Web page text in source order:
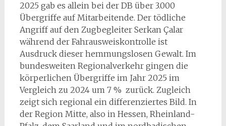
2025 gab es allein bei der DB über 3.000
Übergriffe auf Mitarbeitende. Der tödliche
Angriff auf den Zugbegleiter Serkan Çalar
während der Fahrausweiskontrolle ist
Ausdruck dieser hemmungslosen Gewalt. Im
bundesweiten Regionalverkehr gingen die
körperlichen Übergriffe im Jahr 2025 im
Vergleich zu 2024 um 7 % zurück. Zugleich
zeigt sich regional ein differenziertes Bild. In
der Region Mitte, also in Hessen, Rheinland-